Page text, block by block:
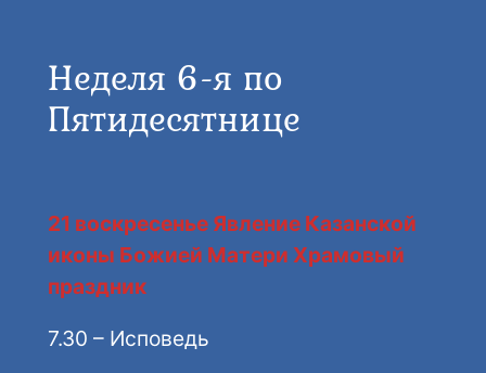
Неделя 6-я по
Пятидесятнице
21 воскресенье Явление Казанской
иконы Божией Матери Храмовый
праздник
7.30 – Исповедь